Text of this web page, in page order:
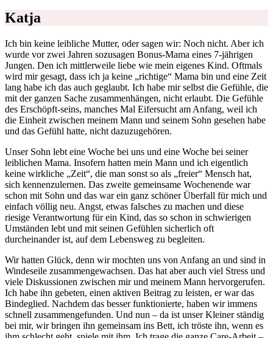
Katja
Ich bin keine leibliche Mutter, oder sagen wir: Noch nicht. Aber ich
wurde vor zwei Jahren sozusagen Bonus-Mama eines 7-jährigen
Jungen. Den ich mittlerweile liebe wie mein eigenes Kind. Oftmals
wird mir gesagt, dass ich ja keine „richtige“ Mama bin und eine Zeit
lang habe ich das auch geglaubt. Ich habe mir selbst die Gefühle, die
mit der ganzen Sache zusammenhängen, nicht erlaubt. Die Gefühle
des Erschöpft-seins, manches Mal Eifersucht am Anfang, weil ich
die Einheit zwischen meinem Mann und seinem Sohn gesehen habe
und das Gefühl hatte, nicht dazuzugehören.
Unser Sohn lebt eine Woche bei uns und eine Woche bei seiner
leiblichen Mama. Insofern hatten mein Mann und ich eigentlich
keine wirkliche „Zeit“, die man sonst so als „freier“ Mensch hat,
sich kennenzulernen. Das zweite gemeinsame Wochenende war
schon mit Sohn und das war ein ganz schöner Überfall für mich und
einfach völlig neu. Angst, etwas falsches zu machen und diese
riesige Verantwortung für ein Kind, das so schon in schwierigen
Umständen lebt und mit seinen Gefühlen sicherlich oft
durcheinander ist, auf dem Lebensweg zu begleiten.
Wir hatten Glück, denn wir mochten uns von Anfang an und sind in
Windeseile zusammengewachsen. Das hat aber auch viel Stress und
viele Diskussionen zwischen mir und meinem Mann hervorgerufen.
Ich habe ihn gebeten, einen aktiven Beitrag zu leisten, er war das
Bindeglied. Nachdem das besser funktionierte, haben wir immens
schnell zusammengefunden. Und nun – da ist unser Kleiner ständig
bei mir, wir bringen ihn gemeinsam ins Bett, ich tröste ihn, wenn es